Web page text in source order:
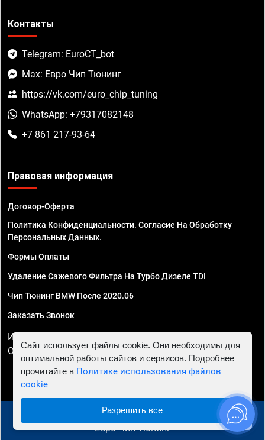
Контакты
Telegram: EuroCT_bot
Max: Евро Чип Тюнинг
https://vk.com/euro_chip_tuning
WhatsApp: +79317082148
+7 861 217-93-64
Правовая информация
Договор-Оферта
Политика Конфиденциальности. Согласие На Обработку
Персональных Данных.
Формы Оплаты
Удаление Сажевого Фильтра На Турбо Дизеле TDI
Чип Тюнинг BMW После 2020.06
Заказать Звонок
ИП Смирнов Георгий Павлович. ИНН 781302555843,
ОГРНИП 324470400032610
© 2010 - 2026 Чип тюнинг в Краснодаре - Автосервис
"Евро Чип Тюнинг"
Сайт использует файлы cookie. Они необходимы для
оптимальной работы сайтов и сервисов. Подробнее
прочитайте в Политике использования файлов
cookie
Разрешить все